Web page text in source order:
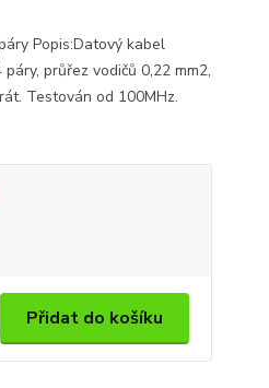
Popis:Datový kabel
průřez vodičů 0,22 mm2,
Testován od 100MHz.
Přidat do košíku